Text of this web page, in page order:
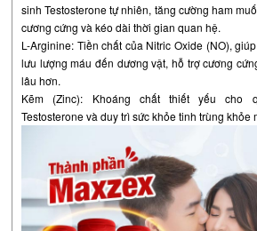
sinh Testosterone tự nhiên, tăng cường ham
cương cứng và kéo dài thời gian quan hệ.
L-Arginine: Tiền chất của Nitric Oxide (NO),
lưu lượng máu đến dương vật, hỗ trợ cương
lâu hơn.
Kẽm (Zinc): Khoáng chất thiết yếu cho
Testosterone và duy trì sức khỏe tinh trùng khỏe